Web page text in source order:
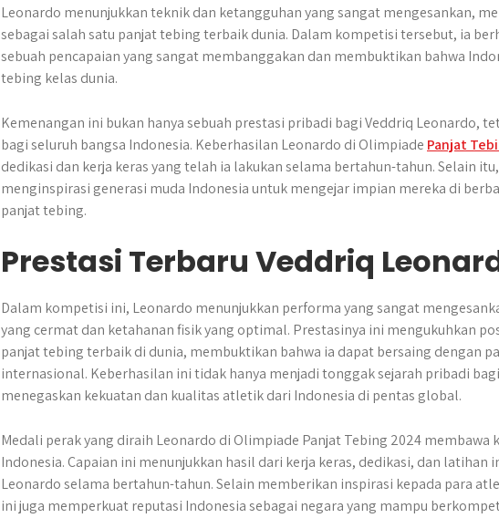
Leonardo menunjukkan teknik dan ketangguhan yang sangat mengesankan,
sebagai salah satu panjat tebing terbaik dunia. Dalam kompetisi tersebut, ia
sebuah pencapaian yang sangat membanggakan dan membuktikan bahwa
tebing kelas dunia.
Kemenangan ini bukan hanya sebuah prestasi pribadi bagi Veddriq Leonardo,
bagi seluruh bangsa Indonesia. Keberhasilan Leonardo di Olimpiade Panjat
dedikasi dan kerja keras yang telah ia lakukan selama bertahun-tahun. Selain
menginspirasi generasi muda Indonesia untuk mengejar impian mereka di
panjat tebing.
Prestasi Terbaru Veddriq
Dalam kompetisi ini, Leonardo menunjukkan performa yang sangat
yang cermat dan ketahanan fisik yang optimal. Prestasinya ini mengukuhkan
panjat tebing terbaik di dunia, membuktikan bahwa ia dapat bersaing dengan
internasional. Keberhasilan ini tidak hanya menjadi tonggak sejarah pribadi
menegaskan kekuatan dan kualitas atletik dari Indonesia di pentas global.
Medali perak yang diraih Leonardo di Olimpiade Panjat Tebing 2024 membawa
Indonesia. Capaian ini menunjukkan hasil dari kerja keras, dedikasi, dan
Leonardo selama bertahun-tahun. Selain memberikan inspirasi kepada para
ini juga memperkuat reputasi Indonesia sebagai negara yang mampu